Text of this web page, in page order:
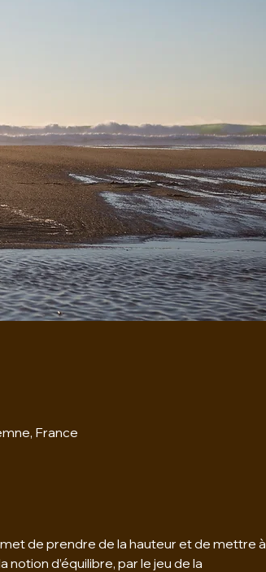
France
de prendre de la hauteur et de mettre à
d’équilibre, par le jeu de la